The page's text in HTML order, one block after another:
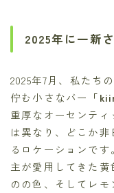
2025年に一新
2025年7月、私たち
佇む小さなバー 「
重厚なオーセンテ
は異なり、どこか
るロケーションで
主が愛用してきた
のの色、そしてレ